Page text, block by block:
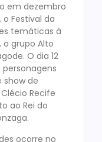
em dezembro
o Festival da
temáticas à
o grupo Alto
O dia 12
personagens
show de
Recife
ao Rei do
ocorre no